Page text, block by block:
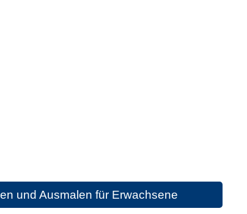
und Ausmalen für Erwachsene